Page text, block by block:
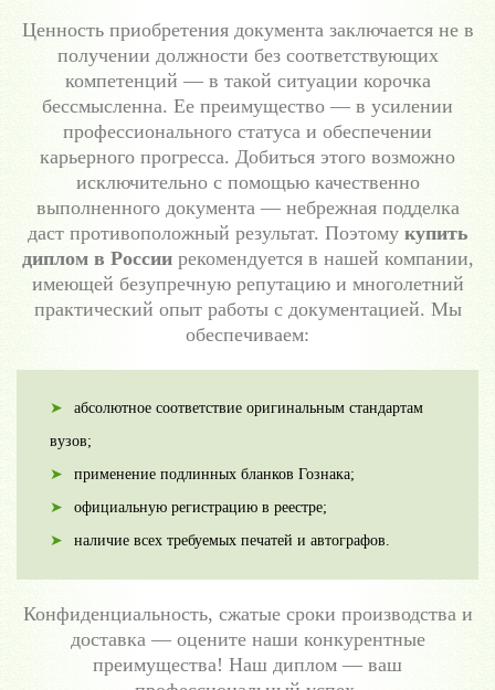
Ценность приобретения документа заключается не в
получении должности без соответствующих
компетенций — в такой ситуации корочка
бессмысленна. Ее преимущество — в усилении
профессионального статуса и обеспечении
карьерного прогресса. Добиться этого возможно
исключительно с помощью качественно
выполненного документа — небрежная подделка
даст противоположный результат. Поэтому купить
диплом в Россиирекомендуется в нашей компании,
имеющей безупречную репутацию и многолетний
практический опыт работы с документацией. Мы
обеспечиваем:
абсолютное соответствие оригинальным стандартам
вузов;
применение подлинных бланков Гознака;
официальную регистрацию в реестре;
наличие всех требуемых печатей и автографов.
Конфиденциальность, сжатые сроки производства и
доставка — оцените наши конкурентные
преимущества! Наш диплом — ваш